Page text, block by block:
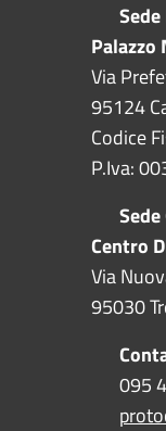
Via
95124
Codice
P.Iva:
Centro
Via
95030
095